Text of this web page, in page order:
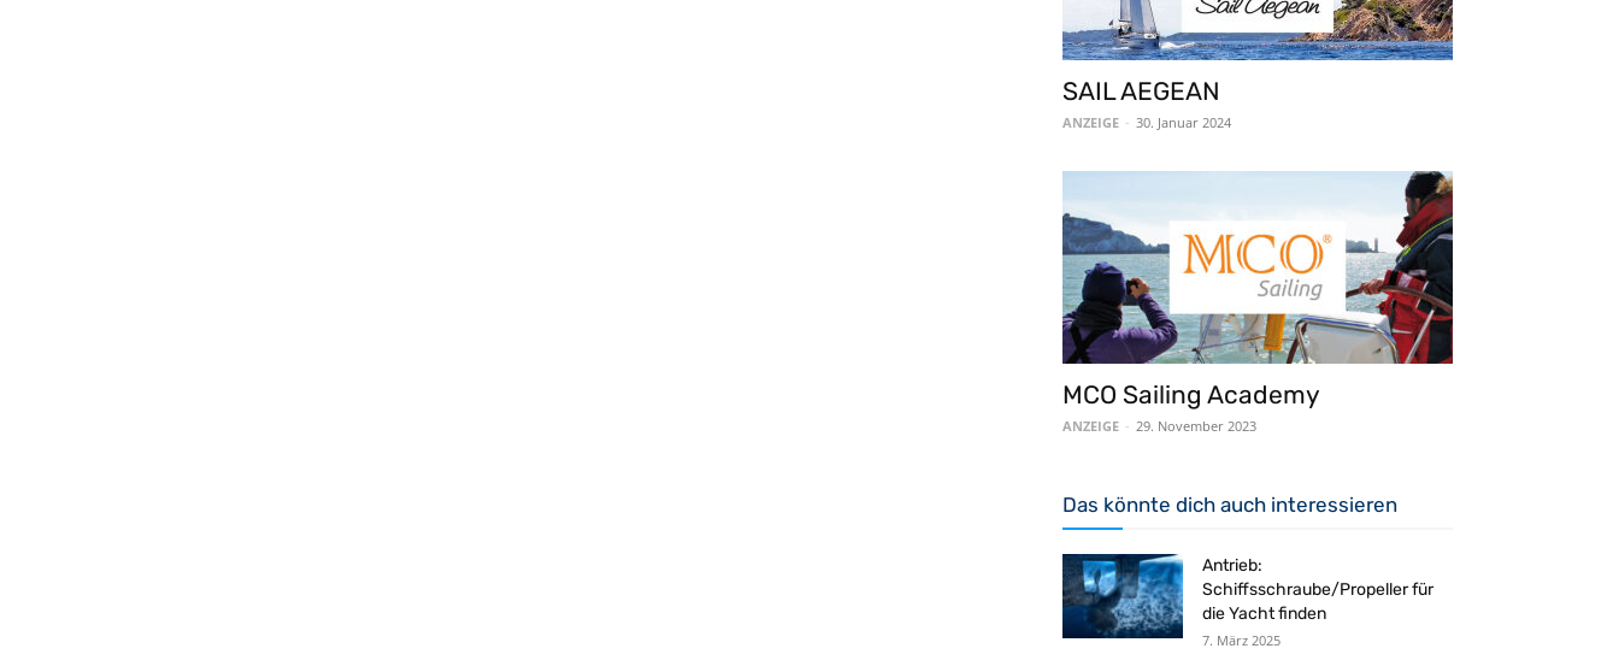
SAIL AEGEAN
ANZEIGE - 30. Januar 2024
MCO Sailing Academy
ANZEIGE - 29. November 2023
Das könnte dich auch interessieren
Antrieb:
Schiffsschraube/Propeller für
die Yacht finden
7. März 2025